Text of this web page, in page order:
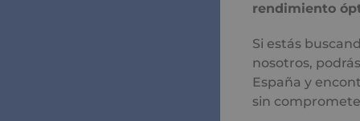
rendimiento
Si estás
nosotros,
España y
sin